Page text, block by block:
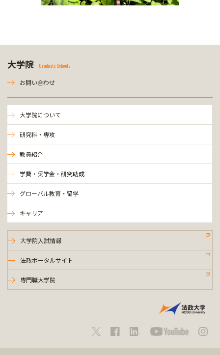
大学院 Graduate Schools
お問い合わせ
大学院について
研究科・専攻
教員紹介
学費・奨学金・研究助成
グローバル教育・留学
キャリア
大学院入試情報
法政ポータルサイト
専門職大学院